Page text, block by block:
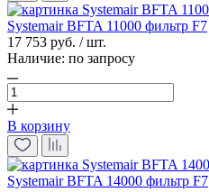
Systemair BFTA 11000 фильтр F7
17 753 руб. / шт.
Наличие: по запросу
В корзину
Systemair BFTA 14000 фильтр F7